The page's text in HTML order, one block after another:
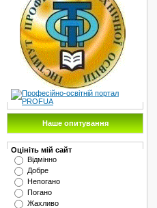
Наше опитування
Оцініть мій сайт
Відмінно
Добре
Непогано
Погано
Жахливо